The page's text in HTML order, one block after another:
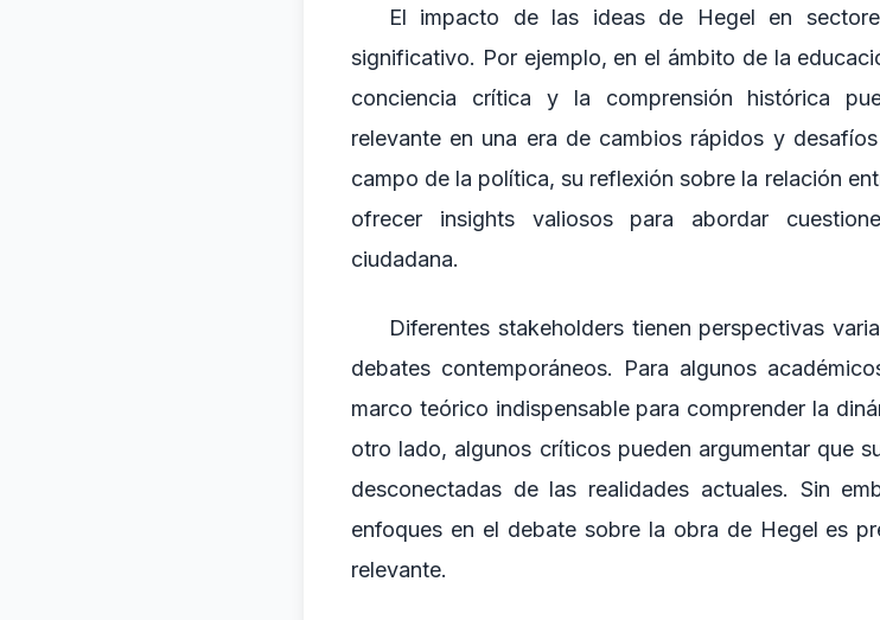
El impacto de las ideas de Hegel en
significativo. Por ejemplo, en el ámbito de la
conciencia crítica y la comprensión histórica
relevante en una era de cambios rápidos y
campo de la política, su reflexión sobre la relación
ofrecer insights valiosos para abordar
ciudadana.
Diferentes stakeholders tienen perspectivas
debates contemporáneos. Para algunos
marco teórico indispensable para comprender la
otro lado, algunos críticos pueden argumentar que
desconectadas de las realidades actuales. Sin
enfoques en el debate sobre la obra de Hegel es
relevante.